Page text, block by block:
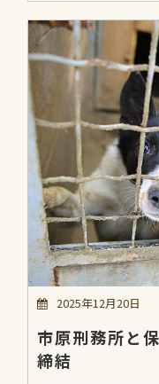
2025年12月20日
市原刑務所と
締結